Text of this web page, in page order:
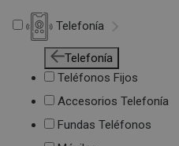
Telefonía
Telefonía
Teléfonos Fijos
Accesorios Telefonía
Fundas Teléfonos